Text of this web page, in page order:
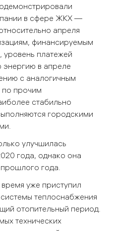
в сфере ЖКХ —
апреля
финансируемым
платежей
энергию в апреле
с аналогичным
прочим
стабильно
городскими
улучшилась
года, однако она
года.
уже приступил
теплоснабжения
отопительный период.
технических